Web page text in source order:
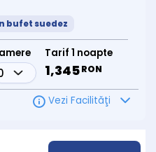
personalizate pe regim
și adaptări nutriționale.
medicală?
și adaptată pacientului
bufet suedez
Tarif 1 noapte
1,345RON
Vezi Facilităţi